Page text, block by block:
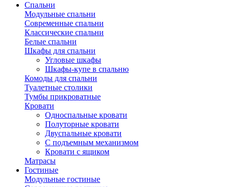
Спальни
Модульные спальни
Современные спальни
Классические спальни
Белые спальни
Шкафы для спальни
Угловые шкафы
Шкафы-купе в спальню
Комоды для спальни
Туалетные столики
Тумбы прикроватные
Кровати
Односпальные кровати
Полуторные кровати
Двуспальные кровати
С подъемным механизмом
Кровати с ящиком
Матрасы
Гостиные
Модульные гостиные